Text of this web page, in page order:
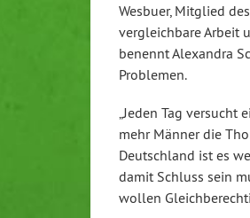
Wesbuer, Mitglied
vergleichbare Arbeit
benennt Alexandra
Problemen.
„Jeden Tag
mehr Männer die
Deutschland ist es
damit Schluss sein
wollen